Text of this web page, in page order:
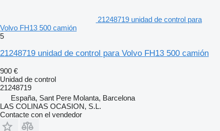
21248719 unidad de control para
Volvo FH13 500 camión
5
21248719 unidad de control para Volvo FH13 500 camión
900 €
Unidad de control
21248719
España, Sant Pere Molanta, Barcelona
LAS COLINAS OCASION, S.L.
Contacte con el vendedor